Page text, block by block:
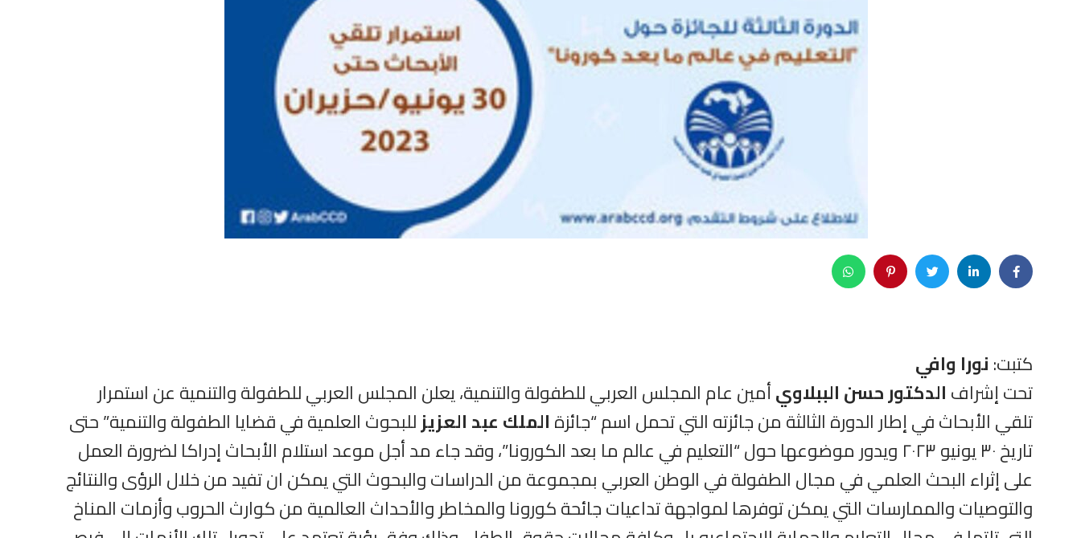
كتبت:نورا وافي
تحت إشرافالدكتور حسن الببلاويأمين عام المجلس العربي للطفولة والتنمية، يعلن المجلس العربي للطفولة والتنمية عن استمرار
تلقي الأبحاث في إطار الدورة الثالثة من جائزته التي تحمل اسم “جائزةالملك عبد العزيزللبحوث العلمية في قضايا الطفولة والتنمية” حتى
تاريخ ٣٠ يونيو ٢٠٢٣ ويدور موضوعها حول “التعليم في عالم ما بعد الكورونا”، وقد جاء مد أجل موعد استلام الأبحاث إدراكا لضرورة العمل
على إثراء البحث العلمي في مجال الطفولة في الوطن العربي بمجموعة من الدراسات والبحوث التي يمكن ان تفيد من خلال الرؤى والنتائج
والتوصيات والممارسات التي يمكن توفرها لمواجهة تداعيات جائحة كورونا والمخاطر والأحداث العالمية من كوارث الحروب وأزمات المناخ